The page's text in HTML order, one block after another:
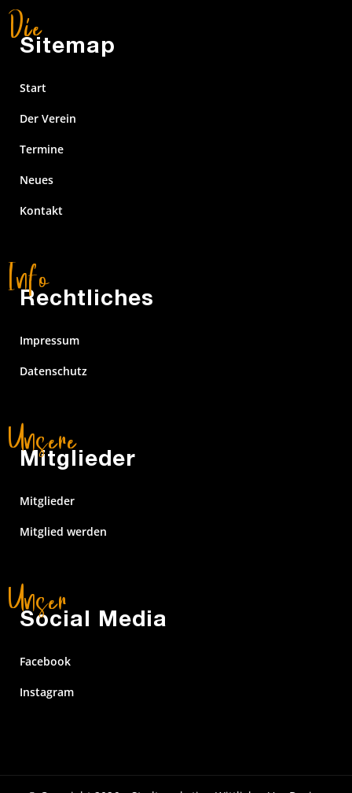
Sitemap
Start
Der Verein
Termine
Neues
Kontakt
Rechtliches
Impressum
Datenschutz
Mitglieder
Mitglieder
Mitglied werden
Social Media
Facebook
Instagram